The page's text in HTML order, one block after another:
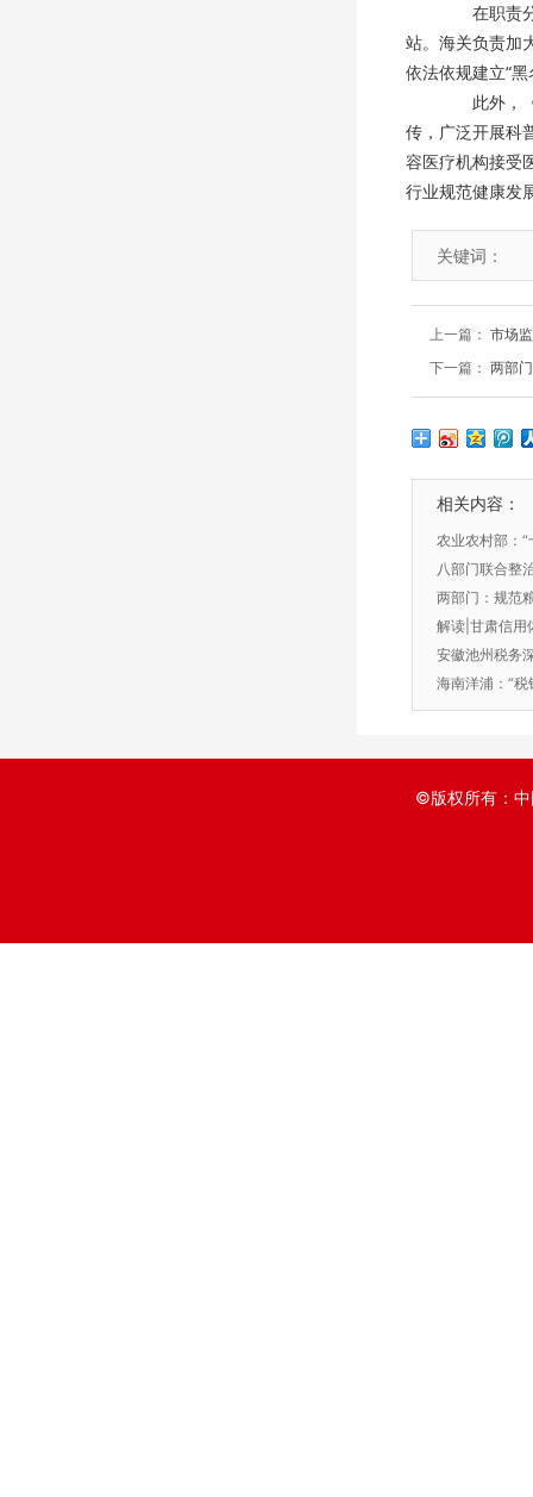
在职责分
站。海关负责加
依法依规建立“
此外，《
传，广泛开展科
容医疗机构接受
行业规范健康发
关键词：
上一篇： 市场
下一篇： 两部
相关内容：
农业农村部：
量安全信用监
八部门联合整
惩戒
两部门：规范
解读|甘肃信用
安徽池州税务
把劲”
海南洋浦：“
制
©版权所有：